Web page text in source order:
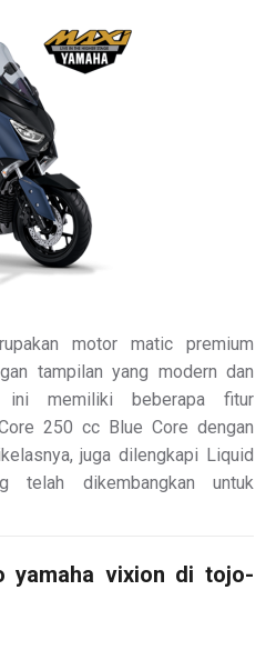
motor matic premium
tampilan yang modern dan
ini memiliki beberapa fitur
250 cc Blue Core dengan
juga dilengkapi Liquid
dikembangkan untuk
yamaha vixion di tojo-